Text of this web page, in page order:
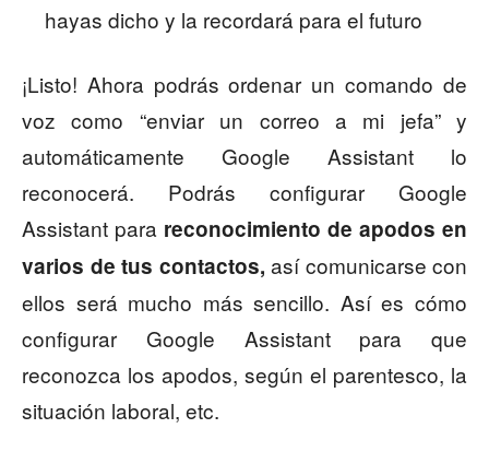
hayas dicho y la recordará para el futuro
¡Listo! Ahora podrás ordenar un comando de
voz como “enviar un correo a mi jefa” y
automáticamente Google Assistant lo
reconocerá. Podrás configurar Google
Assistant para reconocimiento de apodos en
varios de tus contactos, así comunicarse con
ellos será mucho más sencillo. Así es cómo
configurar Google Assistant para que
reconozca los apodos, según el parentesco, la
situación laboral, etc.